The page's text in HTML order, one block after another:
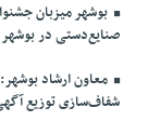
صنایع‌دستی در بوشهر
معاون ارشاد
شفاف‌سازی توزیع